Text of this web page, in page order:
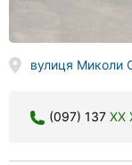
вулиця Миколи
(097) 137 XX